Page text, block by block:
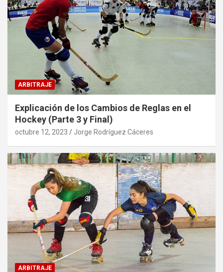
ARBITRAJE
Explicación de los Cambios de Reglas en el
Hockey (Parte 3 y Final)
octubre 12, 2023 Jorge Rodríguez Cáceres
ARBITRAJE